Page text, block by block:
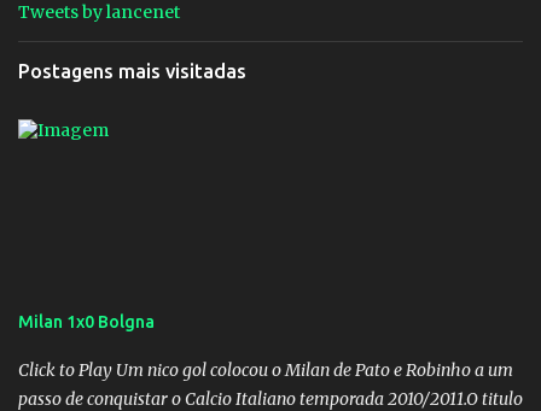
Tweets by lancenet
Postagens mais visitadas
Milan 1x0 Bolgna
Click to Play Um nico gol colocou o Milan de Pato e Robinho a um
passo de conquistar o Calcio Italiano temporada 2010/2011.O titulo